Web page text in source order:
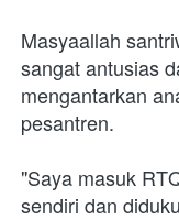
Masyaallah
sangat antusias
mengantarkan
pesantren.
"Saya masuk
sendiri dan